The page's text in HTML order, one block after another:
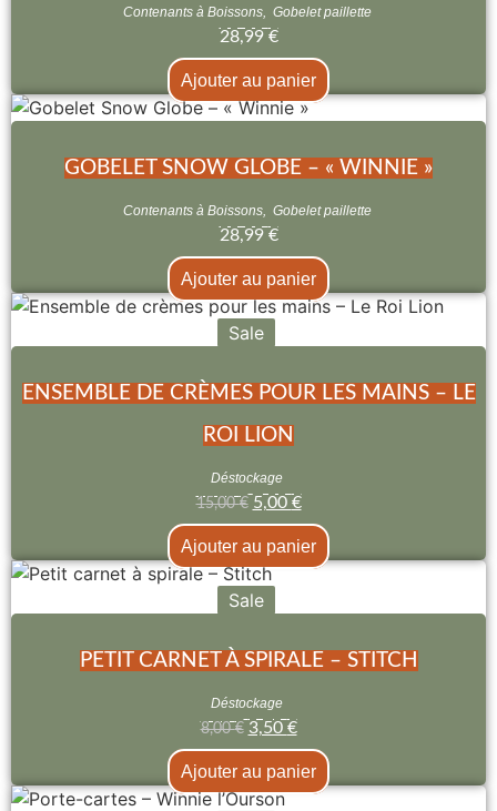
Contenants à Boissons, Gobelet paillette
28,99 €
Ajouter au panier
GOBELET SNOW GLOBE – « WINNIE »
Contenants à Boissons, Gobelet paillette
28,99 €
Ajouter au panier
Sale
ENSEMBLE DE CRÈMES POUR LES MAINS – LE
ROI LION
Déstockage
15,00€ 5,00 €
Ajouter au panier
Sale
PETIT CARNET À SPIRALE – STITCH
Déstockage
8,00€ 3,50 €
Ajouter au panier